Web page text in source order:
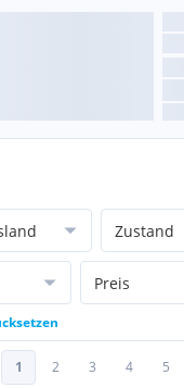
Zustand
Preis
1 2 3 4 5